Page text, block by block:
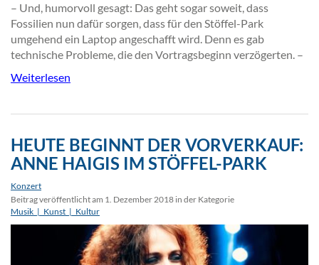
– Und, humorvoll gesagt: Das geht sogar soweit, dass
Fossilien nun dafür sorgen, dass für den Stöffel-Park
umgehend ein Laptop angeschafft wird. Denn es gab
technische Probleme, die den Vortragsbeginn verzögerten. –
Weiterlesen
HEUTE BEGINNT DER VORVERKAUF:
ANNE HAIGIS IM STÖFFEL-PARK
Konzert
Beitrag veröffentlicht am 1. Dezember 2018 in der Kategorie
Musik_|_Kunst_|_Kultur